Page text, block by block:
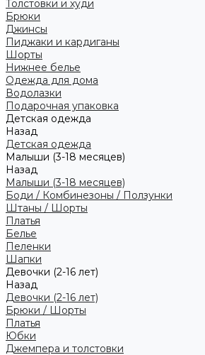
Толстовки и худи
Брюки
Джинсы
Пиджаки и кардиганы
Шорты
Нижнее белье
Одежда для дома
Водолазки
Подарочная упаковка
Детская одежда
Назад
Детская одежда
Малыши (3-18 месяцев)
Назад
Малыши (3-18 месяцев)
Боди / Комбинезоны / Ползунки
Штаны / Шорты
Платья
Белье
Пеленки
Шапки
Девочки (2-16 лет)
Назад
Девочки (2-16 лет)
Брюки / Шорты
Платья
Юбки
Джемпера и толстовки